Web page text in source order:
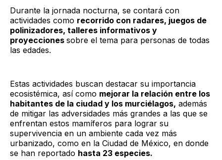
Durante la jornada nocturna, se contará con
actividades como recorrido con radares, juegos de
polinizadores, talleres informativos y
proyecciones sobre el tema para personas de todas
las edades.
Estas actividades buscan destacar su importancia
ecosistémica, así como mejorar la relación entre los
habitantes de la ciudad y los murciélagos, además
de mitigar las adversidades más grandes a las que se
enfrentan estos mamíferos para lograr su
supervivencia en un ambiente cada vez más
urbanizado, como en la Ciudad de México, en donde
se han reportado hasta 23 especies.